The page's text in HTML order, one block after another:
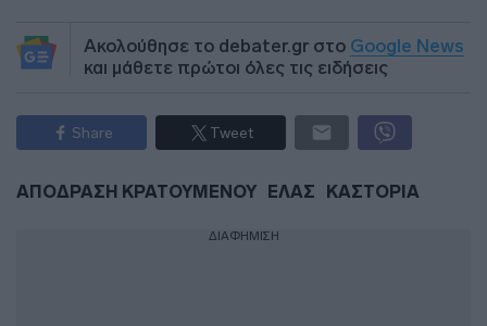
Ακολούθησε το debater.gr στο Google News
και μάθετε πρώτοι όλες τις ειδήσεις
Share Tweet
ΑΠΟΔΡΑΣΗ ΚΡΑΤΟΥΜΕΝΟΥ ΕΛΑΣ ΚΑΣΤΟΡΙΑ
ΔΙΑΦΗΜΙΣΗ